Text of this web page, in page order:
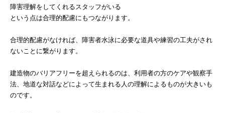
障害理解をしてくれるスタッフがいる
という点は合理的配慮にもつながります。
合理的配慮がなければ、障害者水泳に必要な道具や練習の工夫がされ
ないことに繋がります。
建造物のバリアフリーを超えられるのは、利用者の方のケアや観察手
法、地道な対話などによって生まれる人の理解によるものが大きいも
のです。